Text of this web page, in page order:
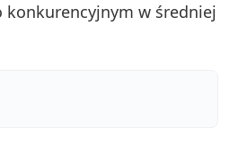
konkurencyjnym w średniej